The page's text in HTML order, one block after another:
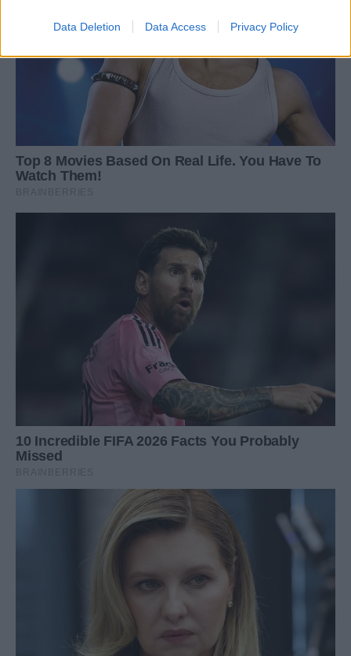
Data Deletion Data Access Privacy Policy